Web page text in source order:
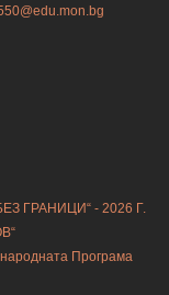
ГРАНИЦИ“ - 2026 Г.
Програма